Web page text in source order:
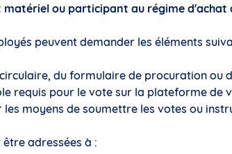
ou participant au régime d'achat
peuvent demander les éléments
du formulaire de procuration ou
requis pour le vote sur la plateforme de
moyens de soumettre les votes ou
adressées à :